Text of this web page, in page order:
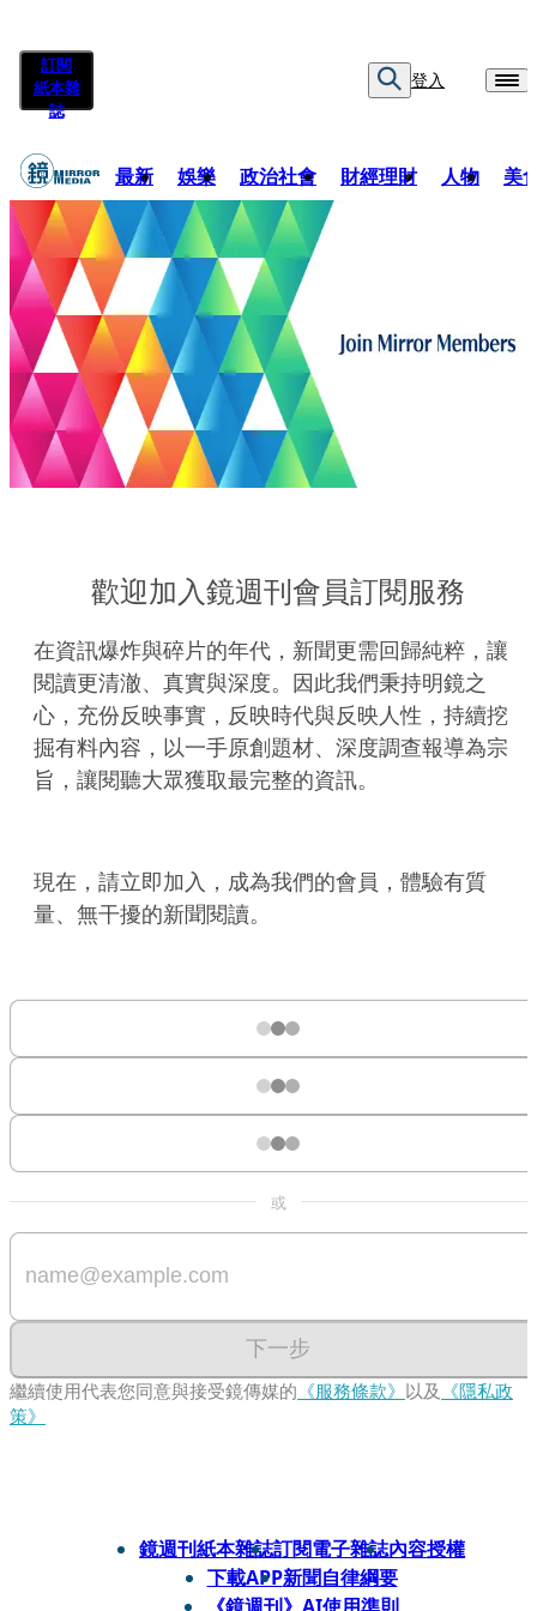
訂閱
紙本雜
誌
登入
最新 娛樂 政治社會 財經理財 人物 美
歡迎加入鏡週刊會員訂閱服務
在資訊爆炸與碎片的年代，新聞更需回歸純粹，讓
閱讀更清澈、真實與深度。因此我們秉持明鏡之
心，充份反映事實，反映時代與反映人性，持續挖
掘有料內容，以一手原創題材、深度調查報導為宗
旨，讓閱聽大眾獲取最完整的資訊。
現在，請立即加入，成為我們的會員，體驗有質
量、無干擾的新聞閱讀。
或
下一步
繼續使用代表您同意與接受鏡傳媒的 《服務條款》 以及 《隱私政
策》
鏡週刊紙本雜誌訂閱電子雜誌內容授權
下載APP新聞自律綱要